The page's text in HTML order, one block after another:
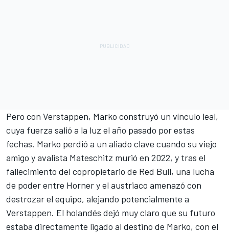
Pero con Verstappen, Marko construyó un vínculo leal,
cuya fuerza salió a la luz el año pasado por estas
fechas. Marko perdió a un aliado clave cuando su viejo
amigo y avalista Mateschitz murió en 2022, y tras el
fallecimiento del copropietario de Red Bull, una lucha
de poder entre Horner y el austriaco amenazó con
destrozar el equipo, alejando potencialmente a
Verstappen. El holandés dejó muy claro que su futuro
estaba directamente ligado al destino de Marko, con el